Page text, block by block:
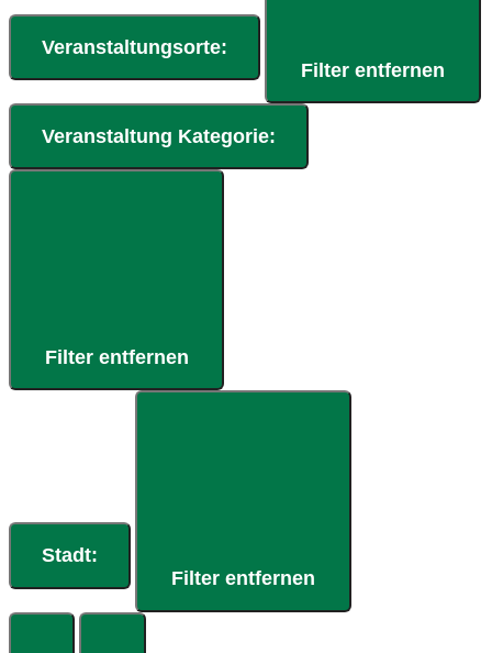
Veranstaltungsorte:
Filter entfernen
Veranstaltung Kategorie:
Filter entfernen
Stadt:
Filter entfernen